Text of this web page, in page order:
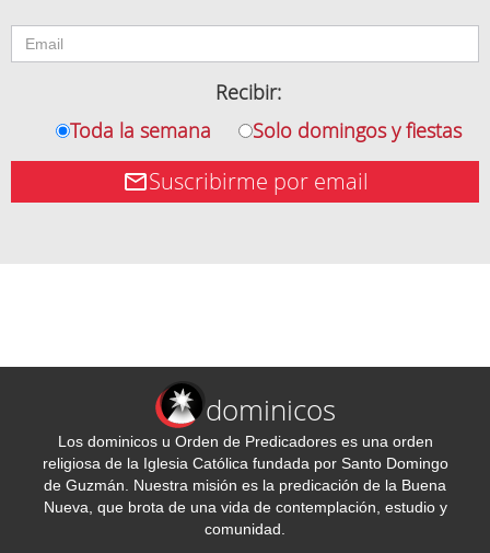
Recibir:
Toda la semana
Solo domingos y fiestas
Suscribirme por email
dominicos
Los dominicos u Orden de Predicadores es una orden
religiosa de la Iglesia Católica fundada por Santo Domingo
de Guzmán. Nuestra misión es la predicación de la Buena
Nueva, que brota de una vida de contemplación, estudio y
comunidad.